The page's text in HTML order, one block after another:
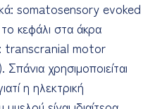
somatosensory evoked
κεφάλι στα άκρα
transcranial motor
χρησιμοποιείται
η ηλεκτρική